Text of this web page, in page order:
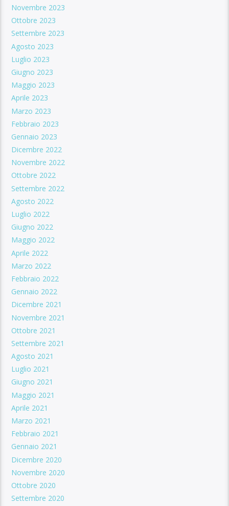
Novembre 2023
Ottobre 2023
Settembre 2023
Agosto 2023
Luglio 2023
Giugno 2023
Maggio 2023
Aprile 2023
Marzo 2023
Febbraio 2023
Gennaio 2023
Dicembre 2022
Novembre 2022
Ottobre 2022
Settembre 2022
Agosto 2022
Luglio 2022
Giugno 2022
Maggio 2022
Aprile 2022
Marzo 2022
Febbraio 2022
Gennaio 2022
Dicembre 2021
Novembre 2021
Ottobre 2021
Settembre 2021
Agosto 2021
Luglio 2021
Giugno 2021
Maggio 2021
Aprile 2021
Marzo 2021
Febbraio 2021
Gennaio 2021
Dicembre 2020
Novembre 2020
Ottobre 2020
Settembre 2020